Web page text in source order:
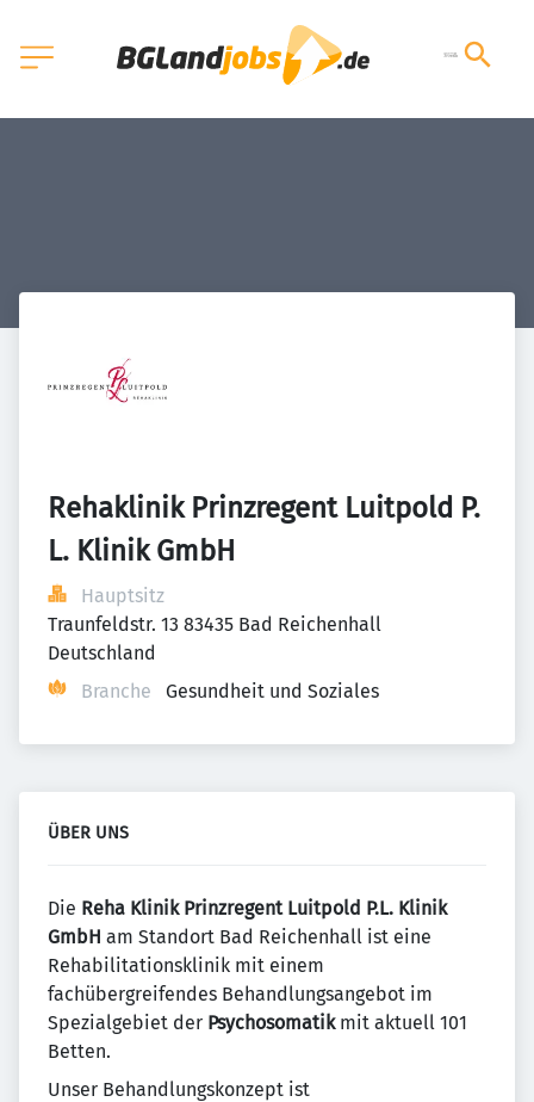
Rehaklinik Prinzregent Luitpold P.
L. Klinik GmbH
Hauptsitz
Traunfeldstr. 13 83435 Bad Reichenhall
Deutschland
Branche
Gesundheit und Soziales
ÜBER UNS
Die Reha Klinik Prinzregent Luitpold P.L. Klinik
GmbH am Standort Bad Reichenhall ist eine
Rehabilitationsklinik mit einem
fachübergreifendes Behandlungsangebot im
Spezialgebiet der Psychosomatik mit aktuell 101
Betten.
Unser Behandlungskonzept ist